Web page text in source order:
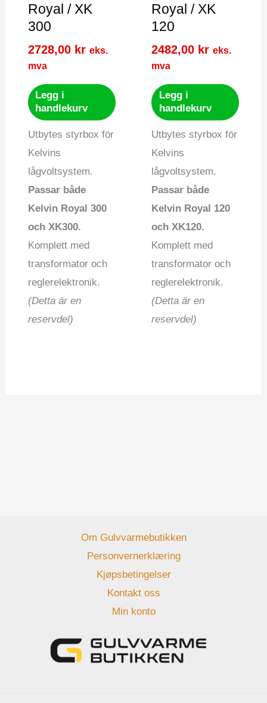
Royal / XK
300
2728,00 kr eks.
mva
Legg i
handlekurv
Utbytes styrbox för
Kelvins
lågvoltsystem.
Passar både
Kelvin Royal 300
och XK300.
Komplett med
transformator och
reglerelektronik.
(Detta är en
reservdel)
Royal / XK
120
2482,00 kr eks.
mva
Legg i
handlekurv
Utbytes styrbox för
Kelvins
lågvoltsystem.
Passar både
Kelvin Royal 120
och XK120.
Komplett med
transformator och
reglerelektronik.
(Detta är en
reservdel)
Om Gulvvarmebutikken
Personvernerklæring
Kjøpsbetingelser
Kontakt oss
Min konto